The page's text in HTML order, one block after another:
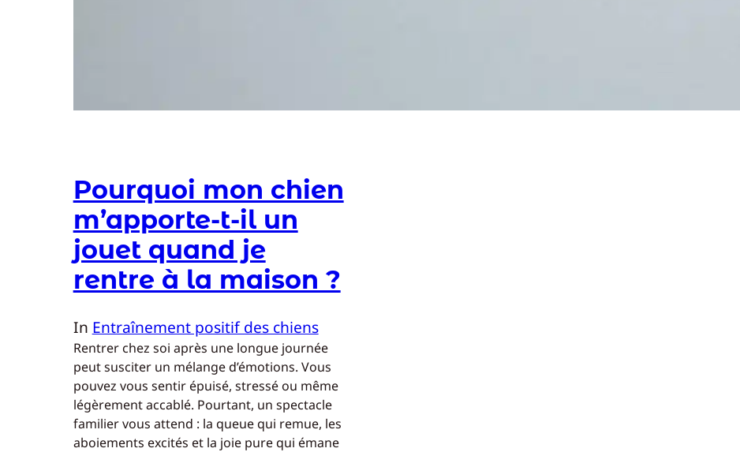
Pourquoi mon chien
m’apporte-t-il un
jouet quand je
rentre à la maison ?
In Entraînement positif des chiens
Rentrer chez soi après une longue journée
peut susciter un mélange d’émotions. Vous
pouvez vous sentir épuisé, stressé ou même
légèrement accablé. Pourtant, un spectacle
familier vous attend : la queue qui remue, les
aboiements excités et la joie pure qui émane